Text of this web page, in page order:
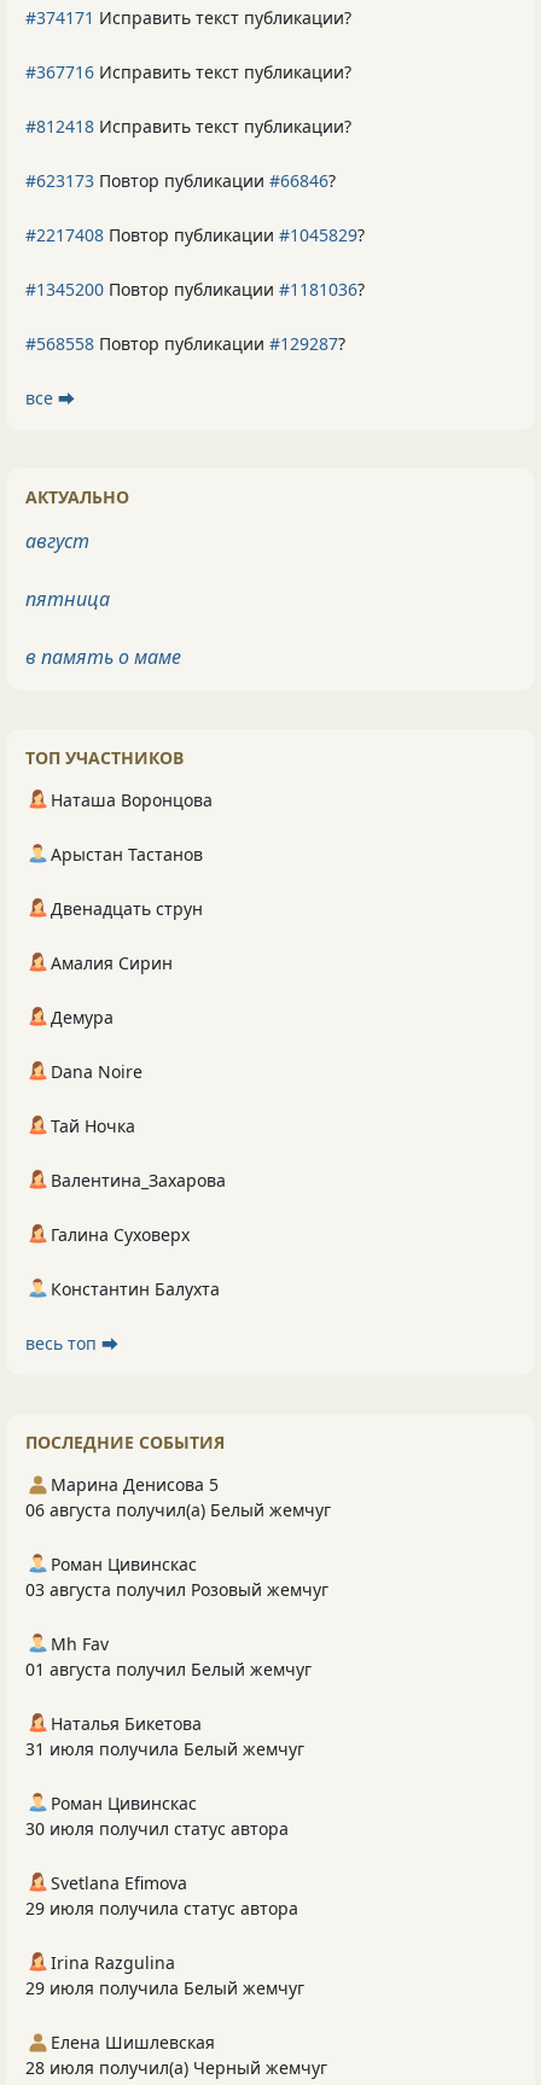
#374171 Исправить текст публикации?
#367716 Исправить текст публикации?
#812418 Исправить текст публикации?
#623173 Повтор публикации #66846?
#2217408 Повтор публикации #1045829?
#1345200 Повтор публикации #1181036?
#568558 Повтор публикации #129287?
все ⮕
АКТУАЛЬНО
август
пятница
в память о маме
ТОП УЧАСТНИКОВ
Наташа Воронцова
Арыстан Тастанов
Двенадцать струн
Амалия Сирин
Демура
Dana Noire
Тай Ночка
Валентина_Захарова
Галина Суховерх
Константин Балухта
весь топ ⮕
ПОСЛЕДНИЕ СОБЫТИЯ
Марина Денисова 5
06 августа получил(а) Белый жемчуг
Роман Цивинскас
03 августа получил Розовый жемчуг
Mh Fav
01 августа получил Белый жемчуг
Наталья Бикетова
31 июля получила Белый жемчуг
Роман Цивинскас
30 июля получил статус автора
Svetlana Efimova
29 июля получила статус автора
Irina Razgulina
29 июля получила Белый жемчуг
Елена Шишлевская
28 июля получил(а) Черный жемчуг